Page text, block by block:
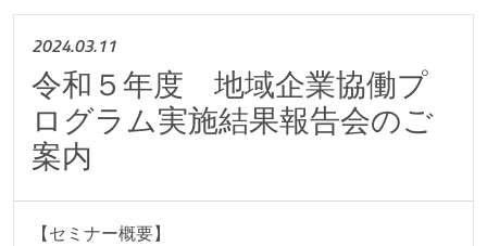
2024.03.11
令和５年度 地域企業協働プ
ログラム実施結果報告会のご
案内
【セミナー概要】